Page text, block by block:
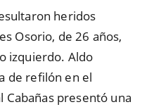
heridos
Osorio, de 26 años,
izquierdo. Aldo
de refilón en el
presentó una